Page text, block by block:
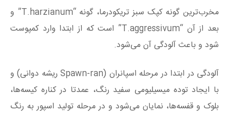
مخرب‌ترین گونه کپک سبز تریکودرما، گونه “T.harzianum” و
بعد از آن “T.aggressivum” است که از ابتدا وارد کمپوست
شود و باعث آلودگی آن می‌شود.
آلودگی در ابتدا در مرحله اسپانران (Spawn-ran ریشه دوانی) و
با ایجاد توده میسیلیومی سفید رنگ، عمدتا در کناره کیسه‌ها،
بلوک و قفسه‌ها، نمایان می‌شود و در مرحله تولید اسپور به رنگ